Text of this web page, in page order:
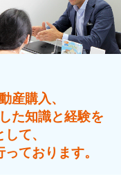
産購入、
た知識と経験を
て、
ております。